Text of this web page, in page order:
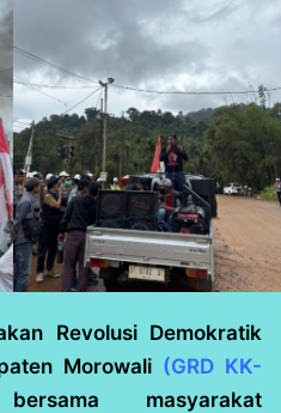
Revolusi Demokratik
Morowali (GRD KK-
masyarakat